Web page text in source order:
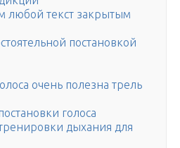
любой текст закрытым
постановкой
очень полезна трель
голоса
дыхания для